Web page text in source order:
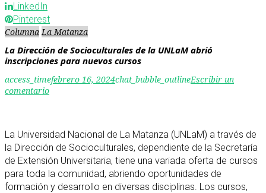
LinkedIn
Pinterest
Columna La Matanza
La Dirección de Socioculturales de la UNLaM abrió
inscripciones para nuevos cursos
access_timefebrero 16, 2024chat_bubble_outlineEscribir un
comentario
La Universidad Nacional de La Matanza (UNLaM) a través de
la Dirección de Socioculturales, dependiente de la Secretaría
de Extensión Universitaria, tiene una variada oferta de cursos
para toda la comunidad, abriendo oportunidades de
formación y desarrollo en diversas disciplinas. Los cursos,